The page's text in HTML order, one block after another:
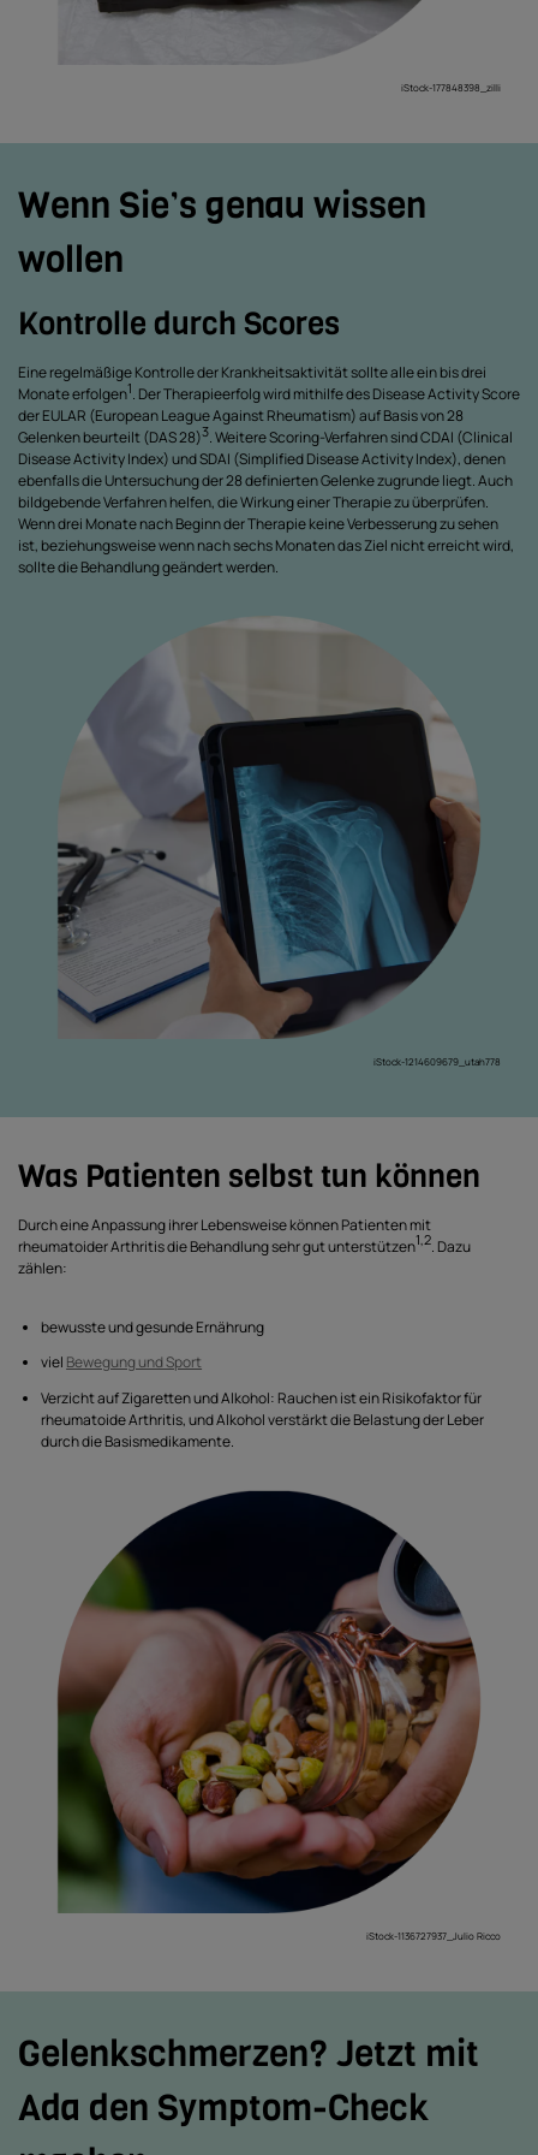
iStock-177848398_zilli
Wenn Sie’s genau wissen
wollen
Kontrolle durch Scores
Eine regelmäßige Kontrolle der Krankheitsaktivität sollte alle ein bis drei
Monate erfolgen1. Der Therapieerfolg wird mithilfe des Disease Activity Score
der EULAR (European League Against Rheumatism) auf Basis von 28
Gelenken beurteilt (DAS 28)3. Weitere Scoring-Verfahren sind CDAI (Clinical
Disease Activity Index) und SDAI (Simplified Disease Activity Index), denen
ebenfalls die Untersuchung der 28 definierten Gelenke zugrunde liegt. Auch
bildgebende Verfahren helfen, die Wirkung einer Therapie zu überprüfen.
Wenn drei Monate nach Beginn der Therapie keine Verbesserung zu sehen
ist, beziehungsweise wenn nach sechs Monaten das Ziel nicht erreicht wird,
sollte die Behandlung geändert werden.
iStock-1214609679_utah778
Was Patienten selbst tun können
Durch eine Anpassung ihrer Lebensweise können Patienten mit
rheumatoider Arthritis die Behandlung sehr gut unterstützen1,2. Dazu
zählen:
bewusste und gesunde Ernährung
viel Bewegung und Sport
Verzicht auf Zigaretten und Alkohol: Rauchen ist ein Risikofaktor für
rheumatoide Arthritis, und Alkohol verstärkt die Belastung der Leber
durch die Basismedikamente.
iStock-1136727937_Julio Ricco
Gelenkschmerzen? Jetzt mit
Ada den Symptom-Check